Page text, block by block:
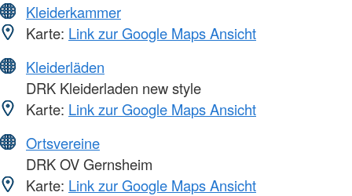
Kleiderkammer
Karte: Link zur Google Maps Ansicht
Kleiderläden
DRK Kleiderladen new style
Karte: Link zur Google Maps Ansicht
Ortsvereine
DRK OV Gernsheim
Karte: Link zur Google Maps Ansicht